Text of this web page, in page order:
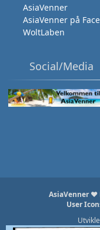
AsiaVenner
AsiaVenner på
WoltLaben
Social/Media
AsiaVenner❤️
User